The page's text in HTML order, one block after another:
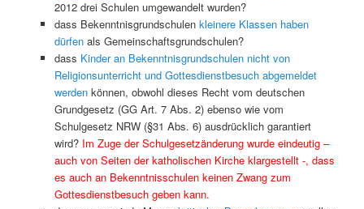
2012 drei Schulen umgewandelt wurden?
dass Bekenntnisgrundschulen kleinere Klassen haben
dürfenals Gemeinschaftsgrundschulen?
dass Kinder an Bekenntnisgrundschulen nicht von
Religionsunterricht und Gottesdienstbesuch abgemeldet
werdenkönnen, obwohl dieses Recht vom deutschen
Grundgesetz (GG Art. 7 Abs. 2) ebenso wie vom
Schulgesetz NRW (§31 Abs. 6) ausdrücklich garantiert
wird? Im Zuge der Schulgesetzänderung wurde eindeutig –
auch von Seiten der katholischen Kirche klargestellt -, dass
es auch an Bekenntnisschulen keinen Zwang zum
Gottesdienstbesuch geben kann.